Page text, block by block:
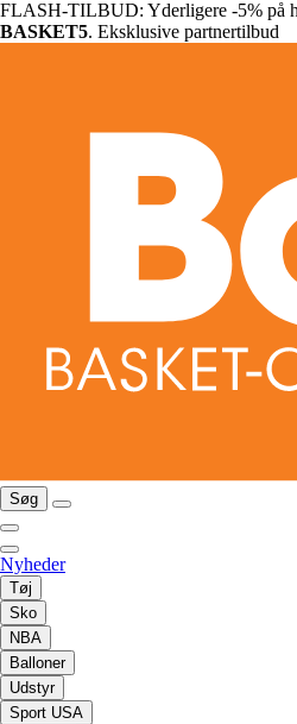
FLASH-TILBUD: Yderligere -5% på
BASKET5. Eksklusive partnertilbud
Søg
Nyheder
Tøj
Sko
NBA
Balloner
Udstyr
Sport USA